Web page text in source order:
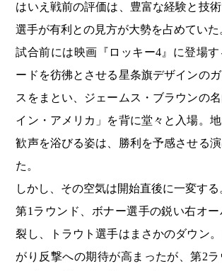
はいえ戦前の評価は、豊富な経験と技
選手が有利との見方が大勢を占めていた
試合前には映画『ロッキー4』に登場す
ードを彷彿とさせる星条旗デザインの
スをまとい、ジェームス・ブラウンの
イン・アメリカ」を背に堂々と入場。
歓声を浴びる姿は、勝利を予感させる
た。
しかし、その空気は開始直後に一変する
第1ラウンド、ボナー選手の鋭い右オ
裂し、トラウト選手はまさかのダウン
がり反撃への期待が高まったが、第2